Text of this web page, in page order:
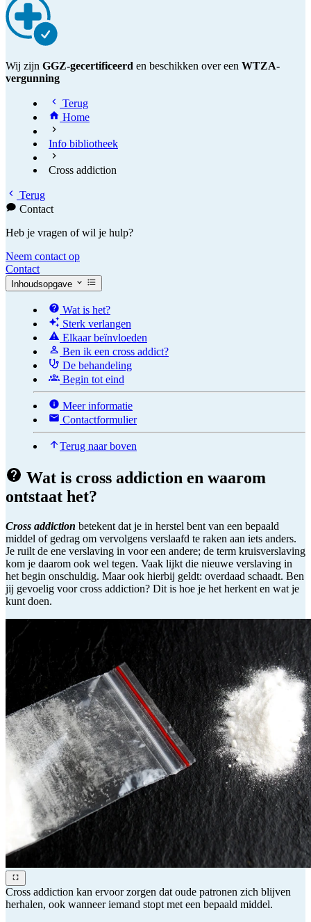
Wij zijn GGZ-gecertificeerd en beschikken over een WTZA-
vergunning
Terug
Home
Info bibliotheek
Cross addiction
Terug
Contact
Heb je vragen of wil je hulp?
Neem contact op
Contact
Inhoudsopgave
Wat is het?
Sterk verlangen
Elkaar beïnvloeden
Ben ik een cross addict?
De behandeling
Begin tot eind
Meer informatie
Contactformulier
Terug naar boven
Wat is cross addiction en waarom
ontstaat het?
Cross addiction betekent dat je in herstel bent van een bepaald
middel of gedrag om vervolgens verslaafd te raken aan iets anders.
Je ruilt de ene verslaving in voor een andere; de term kruisverslaving
kom je daarom ook wel tegen. Vaak lijkt die nieuwe verslaving in
het begin onschuldig. Maar ook hierbij geldt: overdaad schaadt. Ben
jij gevoelig voor cross addiction? Dit is hoe je het herkent en wat je
kunt doen.
Cross addiction kan ervoor zorgen dat oude patronen zich blijven
herhalen, ook wanneer iemand stopt met een bepaald middel.